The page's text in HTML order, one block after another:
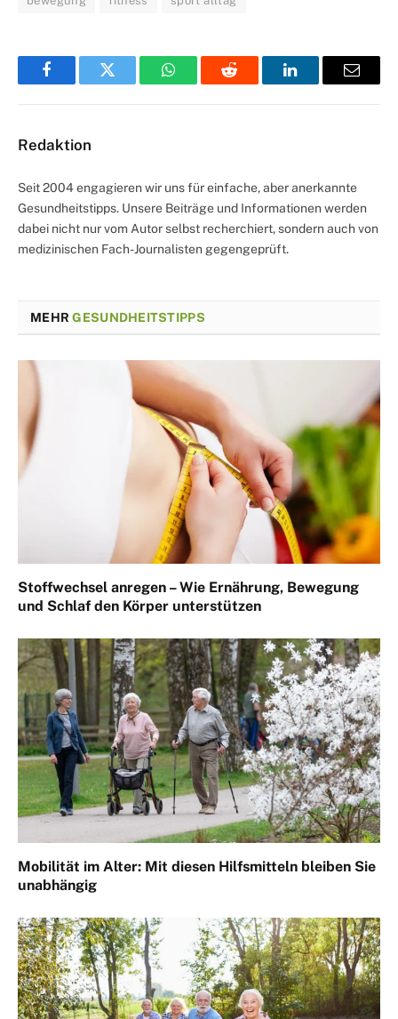
FacebookTwitter WhatsAppReddit LinkedInEmail
Redaktion
Seit 2004 engagieren wir uns für einfache, aber anerkannte
Gesundheitstipps. Unsere Beiträge und Informationen werden
dabei nicht nur vom Autor selbst recherchiert, sondern auch von
medizinischen Fach-Journalisten gegengeprüft.
MEHRGESUNDHEITSTIPPS
Stoffwechsel anregen – Wie Ernährung, Bewegung
und Schlaf den Körper unterstützen
Mobilität im Alter: Mit diesen Hilfsmitteln bleiben Sie
unabhängig